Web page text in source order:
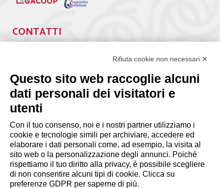
CONTATTI
segreteria@lps.coop
INFORMAZIONI
Disclaimer
Rifiuta cookie non necessari ✕
Questo sito web raccoglie alcuni
dati personali dei visitatori e
utenti
Con il tuo consenso, noi e i nostri partner utilizziamo i
cookie e tecnologie simili per archiviare, accedere ed
elaborare i dati personali come, ad esempio, la visita al
sito web o la personalizzazione degli annunci. Poiché
rispettiamo il tuo diritto alla privacy, è possibile scegliere
di non consentire alcuni tipi di cookie. Clicca su
preferenze GDPR per saperne di più.